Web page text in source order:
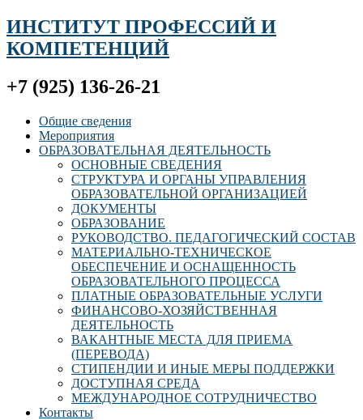
ИНСТИТУТ ПРОФЕССИЙ И
КОМПЕТЕНЦИЙ
+7 (925) 136-26-21
Общие сведения
Мероприятия
ОБРАЗОВАТЕЛЬНАЯ ДЕЯТЕЛЬНОСТЬ
ОСНОВНЫЕ СВЕДЕНИЯ
СТРУКТУРА И ОРГАНЫ УПРАВЛЕНИЯ
ОБРАЗОВАТЕЛЬНОЙ ОРГАНИЗАЦИЕЙ
ДОКУМЕНТЫ
ОБРАЗОВАНИЕ
РУКОВОДСТВО. ПЕДАГОГИЧЕСКИЙ СОСТАВ
МАТЕРИАЛЬНО-ТЕХНИЧЕСКОЕ
ОБЕСПЕЧЕНИЕ И ОСНАЩЕННОСТЬ
ОБРАЗОВАТЕЛЬНОГО ПРОЦЕССА
ПЛАТНЫЕ ОБРАЗОВАТЕЛЬНЫЕ УСЛУГИ
ФИНАНСОВО-ХОЗЯЙСТВЕННАЯ
ДЕЯТЕЛЬНОСТЬ
ВАКАНТНЫЕ МЕСТА ДЛЯ ПРИЕМА
(ПЕРЕВОДА)
СТИПЕНДИИ И ИНЫЕ МЕРЫ ПОДДЕРЖКИ
ДОСТУПНАЯ СРЕДА
МЕЖДУНАРОДНОЕ СОТРУДНИЧЕСТВО
Контакты